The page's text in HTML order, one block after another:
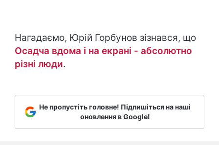
Нагадаємо, Юрій Горбунов зізнався, що
Осадча вдома і на екрані - абсолютно
різні люди.
Не пропустіть головне! Підпишіться на наші
оновлення в Google!